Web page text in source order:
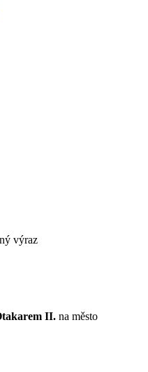
výraz
II. na město